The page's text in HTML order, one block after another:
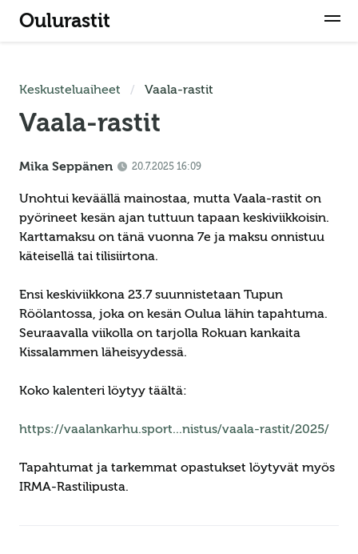
Oulurastit
Keskusteluaiheet Vaala-rastit
Vaala-rastit
Mika Seppänen 20.7.2025 16:09
Unohtui keväällä mainostaa, mutta Vaala-rastit on
pyörineet kesän ajan tuttuun tapaan keskiviikkoisin.
Karttamaksu on tänä vuonna 7e ja maksu onnistuu
käteisellä tai tilisiirtona.
Ensi keskiviikkona 23.7 suunnistetaan Tupun
Röölantossa, joka on kesän Oulua lähin tapahtuma.
Seuraavalla viikolla on tarjolla Rokuan kankaita
Kissalammen läheisyydessä.
Koko kalenteri löytyy täältä:
https://vaalankarhu.sport...nistus/vaala-rastit/2025/
Tapahtumat ja tarkemmat opastukset löytyvät myös
IRMA-Rastilipusta.